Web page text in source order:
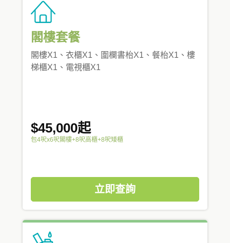
閣樓套餐
閣樓X1、衣櫃X1、圍欄書枱X1、餐枱X1、樓
梯櫃X1、電視櫃X1
$45,000起
包4呎x6呎閣樓+8呎高櫃+8呎矮櫃
立即查詢